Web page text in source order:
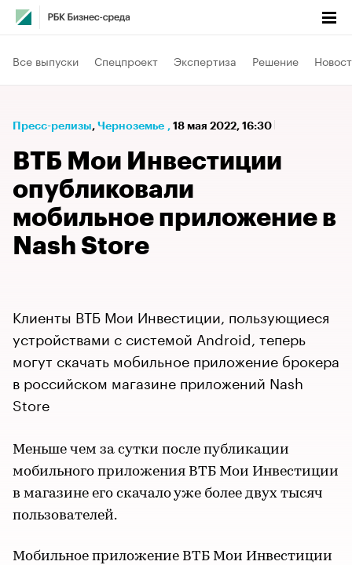
Все выпуски Спецпроект Экспертиза Решение
Пресс-релизы⁠, Черноземье , 18 мая 2022, 16:30
ВТБ Мои Инвестиции
опубликовали
мобильное приложение в
Nash Store
Клиенты ВТБ Мои Инвестиции, пользующиеся
устройствами с системой Android, теперь
могут скачать мобильное приложение брокера
в российском магазине приложений Nash
Store
Меньше чем за сутки после публикации
мобильного приложения ВТБ Мои Инвестиции
в магазине его скачало уже более двух тысяч
пользователей.
Мобильное приложение ВТБ Мои Инвестиции